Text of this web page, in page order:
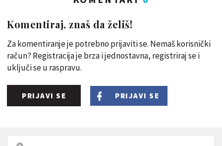
Komentiraj, znaš da želiš!
Za komentiranje je potrebno prijaviti se. Nemaš korisnički
račun? Registracija je brza i jednostavna, registriraj se i
uključi se u raspravu.
PRIJAVI SE PRIJAVI SE